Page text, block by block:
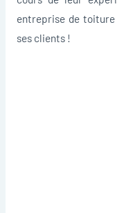
entreprise de
ses clients !